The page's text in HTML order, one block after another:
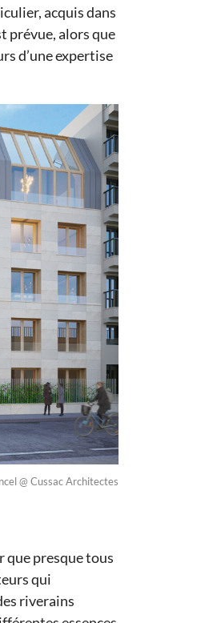
acquis dans
prévue,alors que
d’une expertise
@ Cussac Architectes
que presque tous
qui
riverains